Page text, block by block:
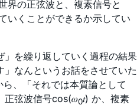
界の正弦波と、複素信号と
いくことができるか示してい
を繰り返していく過程の結果
なんというお話をさせていた
、「それでは本質論として
正弦波信号cos(𝜔0𝑡) か、複素